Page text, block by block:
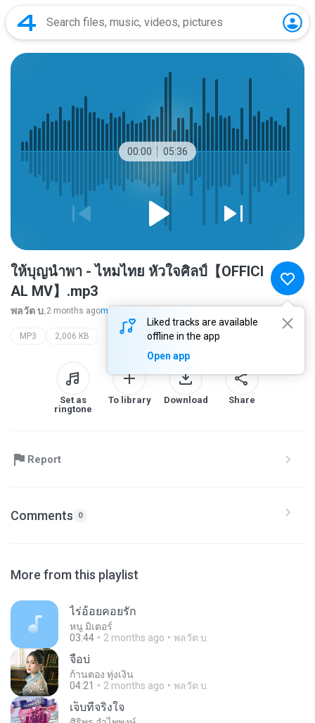
00:00 05:36
Liked tracks are available
offline in the app
Open app
ให้บุญนำพา - ไหมไทย หัวใจศิลป์【OFFICI
AL MV】.mp3
พลวัต บ.2 months agomore...
MP3 2,006 KB
Set as
ringtone
To library Download Share
Report
Comments 0
More from this playlist
ไร่อ้อยคอยรัก
หนู มิเตอร์
03:44
2 months ago พลวัต บ.
จื่อบ่
ก้านตอง ทุ่งเงิน
04:21
2 months ago พลวัต บ.
เจ็บที่จริงใจ